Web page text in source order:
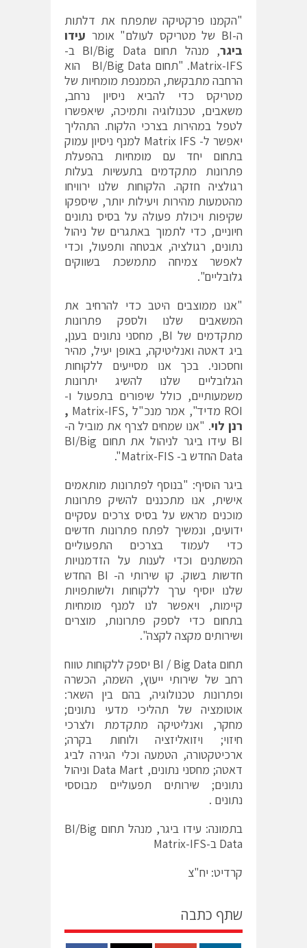
"הקמנו פרקטיקה שתפתח את דלתות
ה-BI של מטריקס לעולם" אומר
עידו
ביגר
, מנהל תחום BI/Big Data ב-
Matrix-IFS. "תחום BI/Big Data הוא
הרחבה מתבקשת, הממנפת מומחיות של
מטריקס כדי להביא ניסיון נרחב,
משאבים, טכנולוגיה ותמיכה, שיאפשרו
לטפל במהירות בצרכי הלקוח. התהליך
יאפשר ל- Matrix IFS למנף ניסיון עמוק
בתחום יחד עם מומחיות בהפעלת
פתרונות מתקדמים בתעשיות בעלות
רגולציה חזקה. הלקוחות שלנו ירוויחו
מהטמעות מהירות ויעילות יותר, שיספקו
שקיפות ויכולת פעולה על בסיס נתונים
חיוניים, כדי לתמוך באתגרים של ניהול
נתונים, רגולציה, אבטחה ותפעול, וכדי
לאפשר צמיחה מתמשכת בשווקים
גלובליים".
"אנו ממוצבים היטב כדי להרחיב את
המשאבים שלנו ולספק פתרונות
מתקדמים של BI, מחסני נתונים בענן,
ביג דאטה ואנליטיקה, באופן יעיל, מהיר
וחסכוני. בכך אנו מסייעים ללקוחות
הגלובליים שלנו להשיג יתרונות
משמעותיים, כולל שיפורים בתפעול ו-
ROI מדיד", אמר מנכ"ל ,Matrix-IFS
,
רנן לוי. "אנו שמחים לצרף את מוביל ה-
BI עידו ביגר לניהול את תחום BI/Big
Data החדש ב- Matrix-FIS".
ביגר הוסיף: "בנוסף לפתרונות מותאמים
אישית, אנו מתכננים להשיק פתרונות
מוכנים מראש על בסיס צרכים עסקיים
ידועים, ונמשיך לפתח פתרונות חדשים
כדי לעמוד בצרכים התפעוליים
המשתנים וכדי לענות על הזדמנויות
חדשות בשוק. קו שירותי ה- BI החדש
שלנו יוסיף ערך ללקוחות ולשותפויות
קיימות, ויאפשר לנו למנף מומחיות
בתחום כדי לספק פתרונות, מוצרים
ושירותים מקצה לקצה".
תחום BI / Big Data יספק ללקוחות טווח
רחב של שירותי ייעוץ, השמה, הכשרה
ופתרונות טכנולוגיה, בהם בין השאר:
אוטומציה של תהליכי מדעי נתונים;
מחקר, ואנליטיקה מתקדמת ולצרכי
חיזוי; ויזואליזציה ולוחות בקרה;
ארכיטקטורה, הטמעה וכלי הגירה לביג
דאטה; מחסני נתונים, Data Mart וניהול
נתונים; שירותים תפעוליים מבוססי
נתונים .
בתמונה: עידו ביגר, מנהל תחום BI/Big
Data ב-Matrix-IFS
קרדיט: יח"צ
שתף כתבה